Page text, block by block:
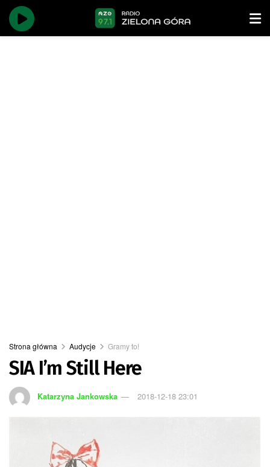
Strona główna Audycje Gramy to!
SIA I’m Still Here
Katarzyna Jankowska 2018-12-18 23:01